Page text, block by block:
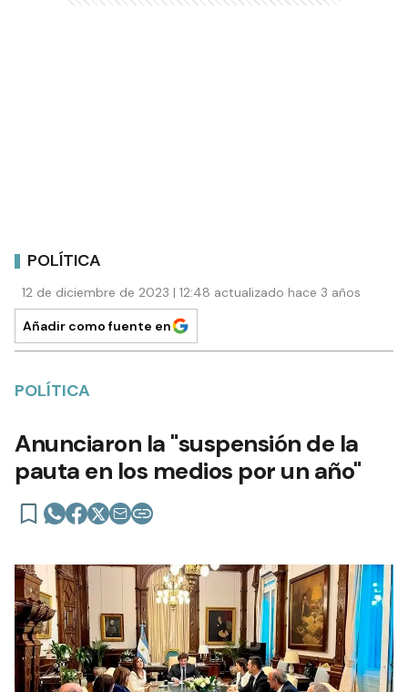
POLÍTICA
12 de diciembre de 2023 | 12:48 actualizado hace 3 años
Añadir como fuente en
POLÍTICA
Anunciaron la "suspensión de la
pauta en los medios por un año"